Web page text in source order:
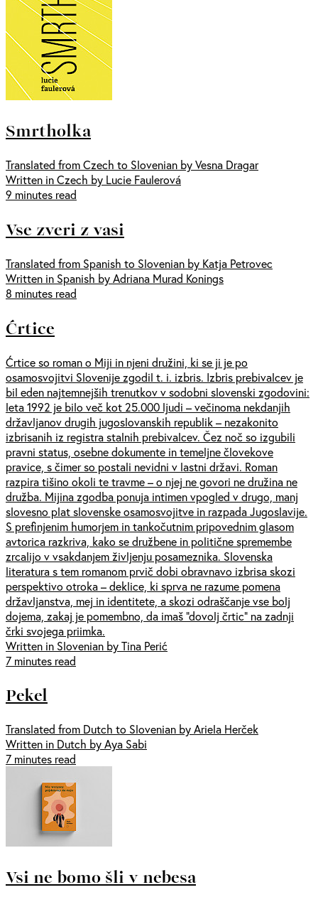
Smrtholka
Translated from Czech to Slovenian by Vesna Dragar
Written in Czech by Lucie Faulerová
9 minutes read
Vse zveri z vasi
Translated from Spanish to Slovenian by Katja Petrovec
Written in Spanish by Adriana Murad Konings
8 minutes read
Ćrtice
Ćrtice so roman o Miji in njeni družini, ki se ji je po
osamosvojitvi Slovenije zgodil t. i. izbris. Izbris prebivalcev je
bil eden najtemnejših trenutkov v sodobni slovenski zgodovini:
leta 1992 je bilo več kot 25.000 ljudi – večinoma nekdanjih
državljanov drugih jugoslovanskih republik – nezakonito
izbrisanih iz registra stalnih prebivalcev. Čez noč so izgubili
pravni status, osebne dokumente in temeljne človekove
pravice, s čimer so postali nevidni v lastni državi. Roman
razpira tišino okoli te travme – o njej ne govori ne družina ne
družba. Mijina zgodba ponuja intimen vpogled v drugo, manj
slovesno plat slovenske osamosvojitve in razpada Jugoslavije.
S prefinjenim humorjem in tankočutnim pripovednim glasom
avtorica razkriva, kako se družbene in politične spremembe
zrcalijo v vsakdanjem življenju posameznika. Slovenska
literatura s tem romanom prvič dobi obravnavo izbrisa skozi
perspektivo otroka – deklice, ki sprva ne razume pomena
državljanstva, mej in identitete, a skozi odraščanje vse bolj
dojema, zakaj je pomembno, da imaš “dovolj črtic” na zadnji
črki svojega priimka.
Written in Slovenian by Tina Perić
7 minutes read
Pekel
Translated from Dutch to Slovenian by Ariela Herček
Written in Dutch by Aya Sabi
7 minutes read
Vsi ne bomo šli v nebesa